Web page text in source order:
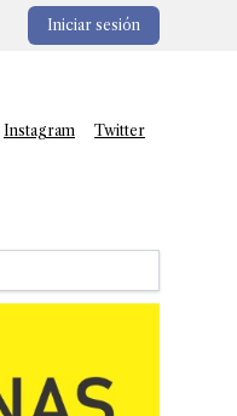
Iniciar sesión
Instagram Twitter